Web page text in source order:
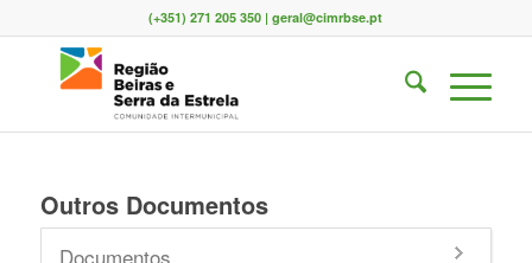
(+351) 271 205 350 | geral@cimrbse.pt
Outros Documentos
Documentos